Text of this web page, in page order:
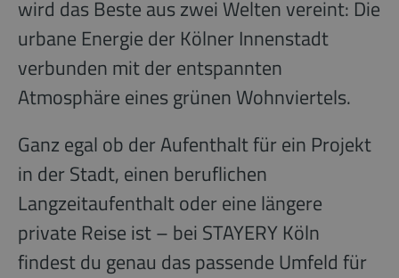
wird das Beste aus zwei Welten vereint: Die
urbane Energie der Kölner Innenstadt
verbunden mit der entspannten
Atmosphäre eines grünen Wohnviertels.
Ganz egal ob der Aufenthalt für ein Projekt
in der Stadt, einen beruflichen
Langzeitaufenthalt oder eine längere
private Reise ist – bei STAYERY Köln
findest du genau das passende Umfeld für